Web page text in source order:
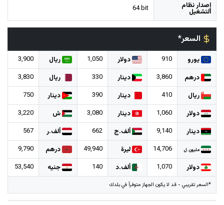
إصدار نظام
التشغيل 64 bit
السعر*
يورو 910 دولار 1,050 ريال
3,900
درهم
3,860 دينار 330 ريال
3,830
ريال
410 دينار 390 دينار
750
دولار
1,060 دينار 3,080 ش
3,220
دينار
9,140 ألف.ج 662 ألف.ر 567
مليون.ل 14,706 ليرة 49,940 درهم
9,790
دولار
1,070 ألف.د 140 جنيه 53,540
*السعر تقريبي - قد لا يكون الجهاز متوفراً في بلدك